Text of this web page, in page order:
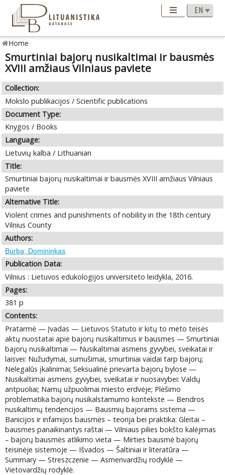
Home
Smurtiniai bajorų nusikaltimai ir bausmės
XVIII amžiaus Vilniaus paviete
Collection:
Mokslo publikacijos / Scientific publications
Document Type:
Knygos / Books
Language:
Lietuvių kalba / Lithuanian
Title:
Smurtiniai bajorų nusikaltimai ir bausmės XVIII amžiaus Vilniaus
paviete
Alternative Title:
Violent crimes and punishments of nobility in the 18th century
Vilnius County
Authors:
Burba, Domininkas
Publication Data:
Vilnius : Lietuvos edukologijos universiteto leidykla, 2016.
Pages:
381 p
Contents:
Pratarmė — Įvadas — Lietuvos Statuto ir kitų to meto teisės
aktų nuostatai apie bajorų nusikaltimus ir bausmes — Smurtiniai
bajorų nusikaltimai — Nusikaltimai asmens gyvybei, sveikatai ir
laisvei: Nužudymai, sumušimai, smurtiniai vaidai tarp bajorų;
Nelegalūs įkalinimai; Seksualinė prievarta bajorų bylose —
Nusikaltimai asmens gyvybei, sveikatai ir nuosavybei: Valdų
antpuoliai; Namų užpuolimai miesto erdvėje; Plėšimo
problematika bajorų nusikalstamumo kontekste — Bendros
nusikaltimų tendencijos — Bausmių bajorams sistema —
Banicijos ir infamijos bausmės – teorija bei praktika: Gleitai –
bausmes panaikinantys raštai — Vilniaus pilies bokšto kalėjimas
– bajorų bausmės atlikimo vieta — Mirties bausmė bajorų
teisinėje sistemoje — Išvados — Šaltiniai ir literatūra —
Summary — Streszczenie — Asmenvardžių rodyklė —
Vietovardžių rodyklė.